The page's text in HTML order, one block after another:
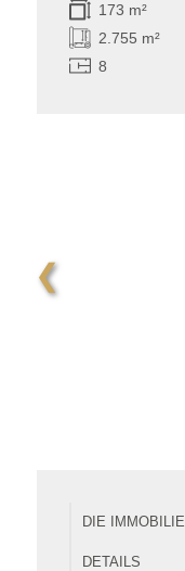
173 m²
2.755 m²
8
❮
DIE IMMOBILIE
DETAILS